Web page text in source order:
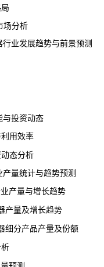
场分析
业发展趋势与前景预测
投资动态
用效率
态分析
产量统计与趋势预测
量与增长趋势
及增长趋势
产品产量及份额